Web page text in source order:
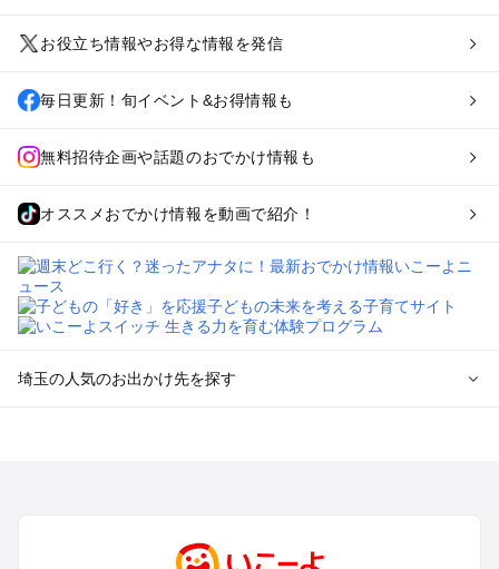
お役立ち情報やお得な情報を発信
毎日更新！旬イベント&お得情報も
無料招待企画や話題のおでかけ情報も
オススメおでかけ情報を動画で紹介！
埼玉の人気のお出かけ先を探す
秩父・長瀞のプールお出かけ